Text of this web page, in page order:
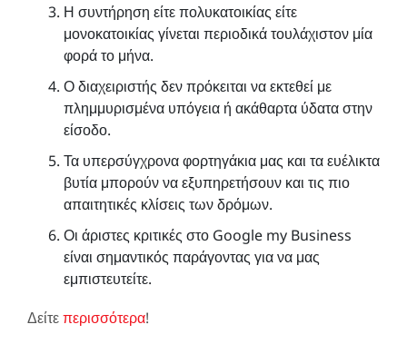
Η συντήρηση είτε πολυκατοικίας είτε
μονοκατοικίας γίνεται περιοδικά τουλάχιστον μία
φορά το μήνα.
Ο διαχειριστής δεν πρόκειται να εκτεθεί με
πλημμυρισμένα υπόγεια ή ακάθαρτα ύδατα στην
είσοδο.
Τα υπερσύγχρονα φορτηγάκια μας και τα ευέλικτα
βυτία μπορούν να εξυπηρετήσουν και τις πιο
απαιτητικές κλίσεις των δρόμων.
Οι άριστες κριτικές στο Google my Business
είναι σημαντικός παράγοντας για να μας
εμπιστευτείτε.
Δείτεπερισσότερα!